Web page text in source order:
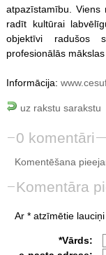
atpazīstamību. Viens
radīt kultūrai
objektīvi radušos
profesionālās mākslas
Informācija:
uz rakstu sarakstu
0 komentāri
Komentēšana
Komentāra
Ar * atzīmētie
*Vārds: